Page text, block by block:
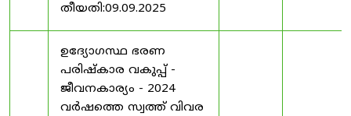
തീയതി:09.09.2025
ഉദ്യോഗസ്ഥ ഭരണ
പരിഷ്കാര വകുപ്പ് -
ജീവനകാര്യം - 2024
വർഷത്തെ സ്വത്ത് വിവര